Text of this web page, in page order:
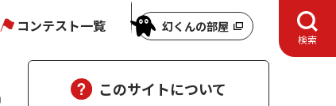
コンテスト一覧 幻くんの部屋
検索
このサイトについて